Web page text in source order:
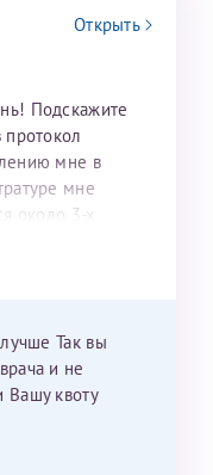
Открыть
Подскажите
протокол
мне в
мне
около 3-х
в Питере.
Калининграде и
Так вы
и не
Вашу квоту